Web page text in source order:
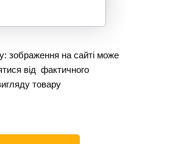
зображення на сайті може
від фактичного
товару